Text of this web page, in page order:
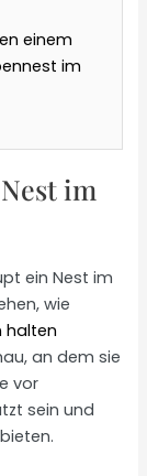
einem
im
im
ein Nest im
wie
halten
an dem sie
vor
sein und